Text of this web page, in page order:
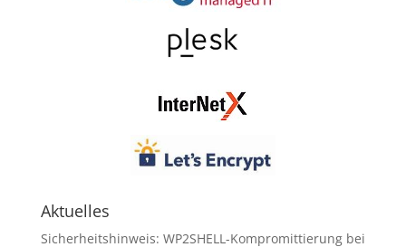
Aktuelles
Sicherheitshinweis: WP2SHELL-Kompromittierung bei